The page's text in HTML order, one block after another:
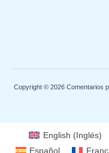
Copyright © 2026 Comentarios
English (Inglés)
Español